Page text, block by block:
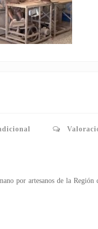
por artesanos de la